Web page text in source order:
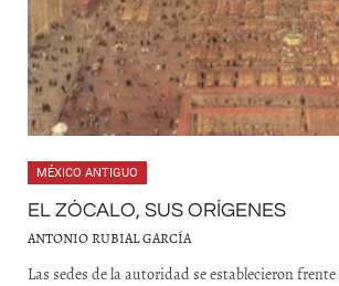
MÉXICO ANTIGUO
EL ZÓCALO, SUS ORÍGENES
ANTONIO RUBIAL GARCÍA
Las sedes de la autoridad se establecieron